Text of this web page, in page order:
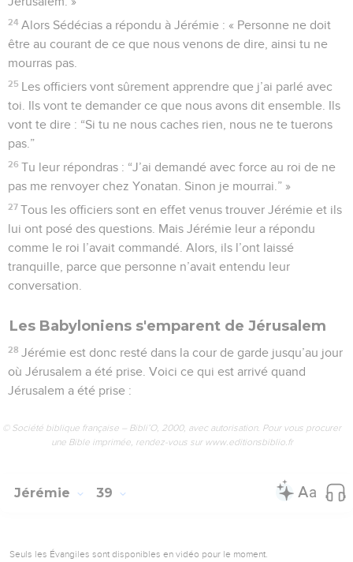
24 Alors Sédécias a répondu à Jérémie : « Personne ne doit
être au courant de ce que nous venons de dire, ainsi tu ne
mourras pas.
25 Les officiers vont sûrement apprendre que j’ai parlé avec
toi. Ils vont te demander ce que nous avons dit ensemble. Ils
vont te dire : “Si tu ne nous caches rien, nous ne te tuerons
pas.”
26 Tu leur répondras : “J’ai demandé avec force au roi de ne
pas me renvoyer chez Yonatan. Sinon je mourrai.” »
27 Tous les officiers sont en effet venus trouver Jérémie et ils
lui ont posé des questions. Mais Jérémie leur a répondu
comme le roi l’avait commandé. Alors, ils l’ont laissé
tranquille, parce que personne n’avait entendu leur
conversation.
Les Babyloniens s'emparent de Jérusalem
28 Jérémie est donc resté dans la cour de garde jusqu’au jour
où Jérusalem a été prise. Voici ce qui est arrivé quand
Jérusalem a été prise :
© Société biblique française – Bibli’O, 2000, avec autorisation. Pour vous procurer
une Bible imprimée, rendez-vous sur www.editionsbiblio.fr
Jérémie 39
Seuls les Évangiles sont disponibles en vidéo pour le moment.